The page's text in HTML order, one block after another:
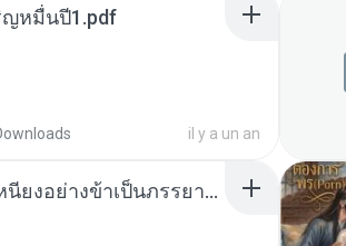
ญหมื่นปี1.pdf
il y a un an
เกิดใหม่อีกครา อี๋เหนียงอย่างข้าเป็นภรรยาขุนนาง 1_ST.pdf